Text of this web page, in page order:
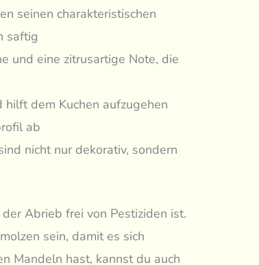
seinen charakteristischen
saftig
und eine zitrusartige Note, die
dem Kuchen aufzugehen
ab
nicht nur dekorativ, sondern
Abrieb frei von Pestiziden ist.
sein, damit es sich
Mandeln hast, kannst du auch